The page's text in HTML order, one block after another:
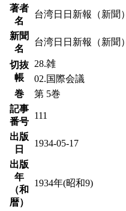
著者
名
台湾日日新報（新聞）
新聞
名
台湾日日新報（新聞）
切抜
帳
28.雑
02.国際会議
巻
第 5巻
記事
番号
111
出版
日
1934-05-17
出版
年
（和
暦）
1934年(昭和9)